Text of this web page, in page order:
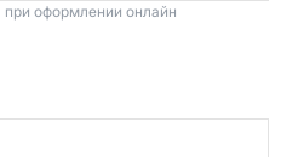
при оформлении онлайн